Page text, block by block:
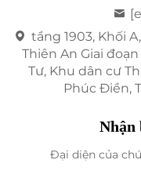
tầng 1903, Khối
Thiên An Giai
Tư, Khu dân cư
Phúc Điền,
Nhận
Đại diện của